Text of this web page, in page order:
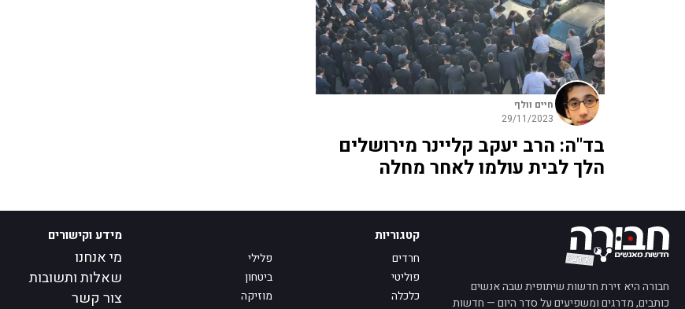
חיים וולף
29/11/2023
בד"ה: הרב יעקב קליינר מירושלים
הלך לבית עולמו לאחר מחלה
חבורה היא זירת חדשות שיתופית שבה אנשים
כותבים, מדרגים ומשפיעים על סדר היום — חדשות
קטגוריות
חרדים
פלילי
פוליטי
ביטחון
כלכלה
מוזיקה
מידע וקישורים
מי אנחנו
שאלות ותשובות
צור קשר